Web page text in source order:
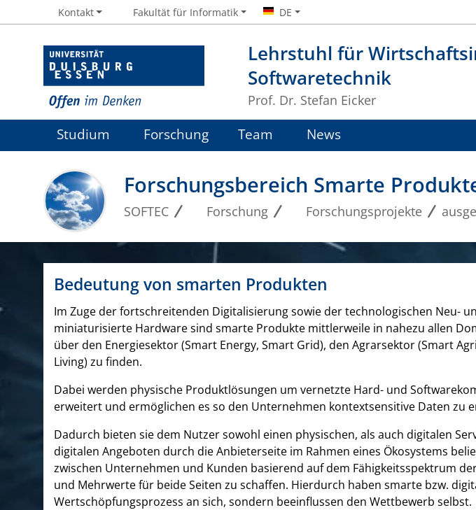
Lehrstuhl für
Softwaretechnik
Prof. Dr. Stefan Eicker
Kontakt Fakultät für Informatik DE
Studium Forschung Team News
Forschungsbereich Smarte
SOFTEC Forschung Forschungsprojekte
Bedeutung von smarten Produkten
Im Zuge der fortschreitenden Digitalisierung sowie der technologischen Neu-
miniaturisierte Hardware sind smarte Produkte mittlerweile in nahezu allen
über den Energiesektor (Smart Energy, Smart Grid), den Agrarsektor (Smart
Living) zu finden.
Dabei werden physische Produktlösungen um vernetzte Hard- und
erweitert und ermöglichen es so den Unternehmen kontextsensitive Daten zu
Dadurch bieten sie dem Nutzer sowohl einen physischen, als auch digitalen
digitalen Angeboten durch die Anbieterseite im Rahmen eines Ökosystems
zwischen Unternehmen und Kunden basierend auf dem Fähigkeitsspektrum
und Mehrwerte für beide Seiten zu schaffen. Hierdurch haben smarte bzw.
Wertschöpfungsprozess an sich, sondern beeinflussen den Wettbewerb selbst.